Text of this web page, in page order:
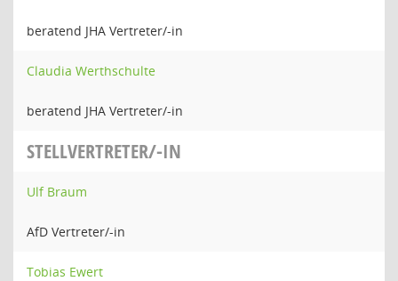
beratend JHA Vertreter/-in
Claudia Werthschulte
beratend JHA Vertreter/-in
STELLVERTRETER/-IN
Ulf Braum
AfD Vertreter/-in
Tobias Ewert